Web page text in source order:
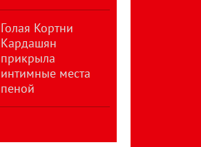
Голая Кортни
Кардашян
прикрыла
интимные места
пеной